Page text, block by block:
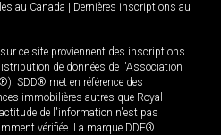
au Canada
Dernières inscriptions au
ce site proviennent des inscriptions
de données de l'Association
SDD® met en référence des
immobilières autres que Royal
de l'information n'est pas
vérifiée. La marque DDF®